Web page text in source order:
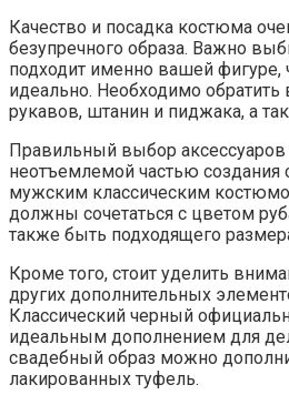
Качество и посадка костюма
безупречного образа. Важно
подходит именно вашей фигуре,
идеально. Необходимо
рукавов, штанин и пиджака, а
Правильный выбор аксессуаров
неотъемлемой частью создания
мужским классическим
должны сочетаться с цветом
также быть подходящего
Кроме того, стоит уделить
других дополнительных
Классический черный
идеальным дополнением для
свадебный образ можно
лакированных туфель.